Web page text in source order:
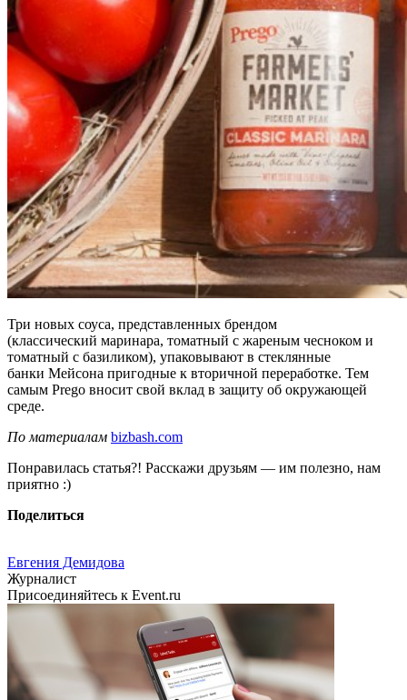
Три новых соуса, представленных брендом
(классический маринара, томатный с жареным чесноком и
томатный с базиликом), упаковывают в стеклянные
банки Мейсона пригодные к вторичной переработке. Тем
самым Prego вносит свой вклад в защиту об окружающей
среде.
По материалам bizbash.com
Понравилась статья?! Расскажи друзьям — им полезно, нам
приятно :)
Поделиться
Евгения Демидова
Журналист
Присоединяйтесь к Event.ru